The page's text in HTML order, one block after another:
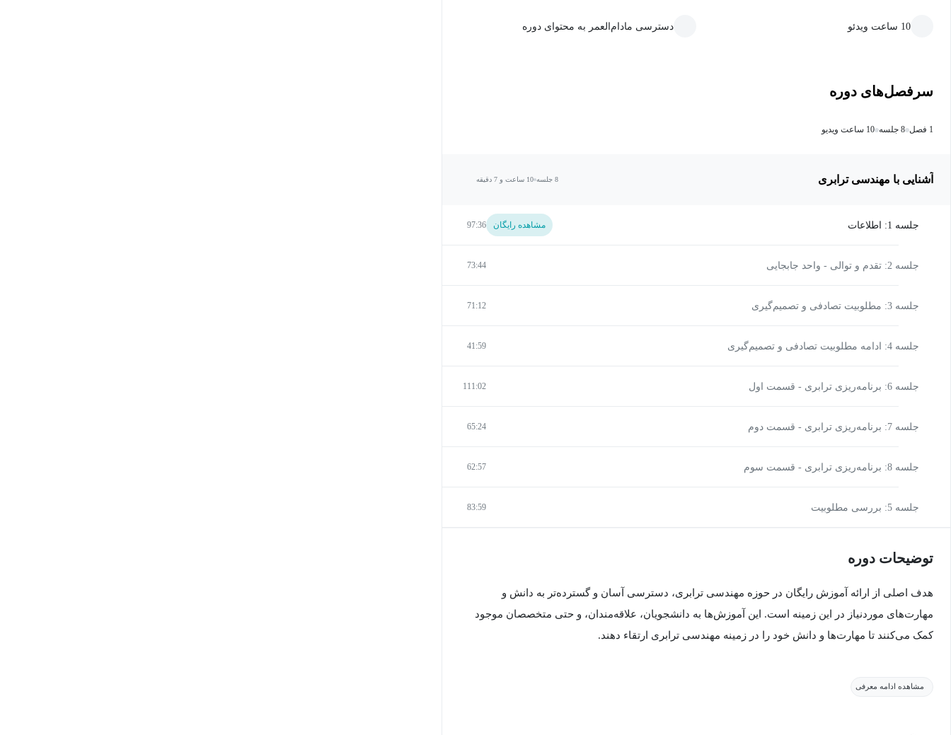
10 ساعت ویدئو دسترسی مادام‌العمر به محتوای دوره
سرفصل‌های دوره
1 فصل 8 جلسه 10 ساعت ویدیو
آشنایی با مهندسی ترابری 8 جلسه 10 ساعت و 7 دقیقه
جلسه 1: اطلاعات مشاهده رایگان 97:36
جلسه 2: تقدم و توالی - واحد جابجایی 73:44
جلسه 3: مطلوبیت تصادفی و تصمیم‌گیری 71:12
جلسه 4: ادامه مطلوبیت تصادفی و تصمیم‌گیری 41:59
جلسه 6: برنامه‌ریزی ترابری - قسمت اول 111:02
جلسه 7: برنامه‌ریزی ترابری - قسمت دوم 65:24
جلسه 8: برنامه‌ریزی ترابری - قسمت سوم 62:57
جلسه 5: بررسی مطلوبیت 83:59
توضیحات دوره
هدف اصلی از ارائه آموزش رایگان در حوزه مهندسی ترابری، دسترسی آسان و گسترده‌تر به دانش و
مهارت‌های موردنیاز در این زمینه است. این آموزش‌ها به دانشجویان، علاقه‌مندان، و حتی متخصصان موجود
کمک می‌کنند تا مهارت‌ها و دانش خود را در زمینه مهندسی ترابری ارتقاء دهند.
مشاهده ادامه معرفی